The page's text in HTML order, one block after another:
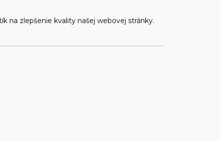
na zlepšenie kvality našej webovej stránky.